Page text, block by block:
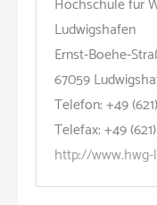
Hochschule für
Ludwigshafen
Ernst-Boehe-
67059
Telefon: +49
Telefax: +49 (621)
http://www.hwg-